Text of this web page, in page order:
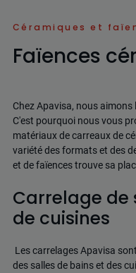
Céramiques et
Faïences
Chez Apavisa, nous
C'est pourquoi nous vous
matériaux de carreaux de
variété des formats et des
et de faïences trouve sa
Carrelage de
de cuisines
Les carrelages Apavisa
des salles de bains et des